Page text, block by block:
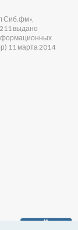
Сиб.фм».
выдано
11 марта 2014